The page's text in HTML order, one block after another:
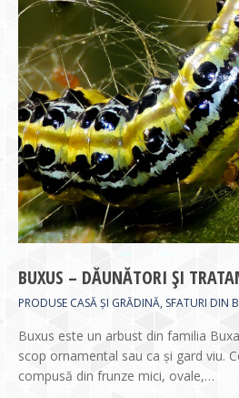
BUXUS – DĂUNĂTORI ȘI
PRODUSE CASĂ ȘI GRĂDINĂ, SFATURI DIN
Buxus este un arbust din familia
scop ornamental sau ca și gard viu.
compusă din frunze mici, ovale,…